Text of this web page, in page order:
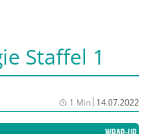
Staffel 1
1 Min| 14.07.2022